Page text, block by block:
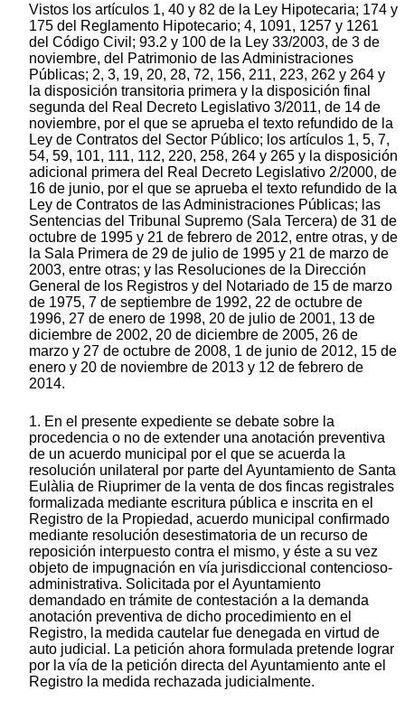
Vistos los artículos 1, 40 y 82 de la Ley Hipotecaria; 174 y
175 del Reglamento Hipotecario; 4, 1091, 1257 y 1261
del Código Civil; 93.2 y 100 de la Ley 33/2003, de 3 de
noviembre, del Patrimonio de las Administraciones
Públicas; 2, 3, 19, 20, 28, 72, 156, 211, 223, 262 y 264 y
la disposición transitoria primera y la disposición final
segunda del Real Decreto Legislativo 3/2011, de 14 de
noviembre, por el que se aprueba el texto refundido de la
Ley de Contratos del Sector Público; los artículos 1, 5, 7,
54, 59, 101, 111, 112, 220, 258, 264 y 265 y la disposición
adicional primera del Real Decreto Legislativo 2/2000, de
16 de junio, por el que se aprueba el texto refundido de la
Ley de Contratos de las Administraciones Públicas; las
Sentencias del Tribunal Supremo (Sala Tercera) de 31 de
octubre de 1995 y 21 de febrero de 2012, entre otras, y de
la Sala Primera de 29 de julio de 1995 y 21 de marzo de
2003, entre otras; y las Resoluciones de la Dirección
General de los Registros y del Notariado de 15 de marzo
de 1975, 7 de septiembre de 1992, 22 de octubre de
1996, 27 de enero de 1998, 20 de julio de 2001, 13 de
diciembre de 2002, 20 de diciembre de 2005, 26 de
marzo y 27 de octubre de 2008, 1 de junio de 2012, 15 de
enero y 20 de noviembre de 2013 y 12 de febrero de
2014.
1. En el presente expediente se debate sobre la
procedencia o no de extender una anotación preventiva
de un acuerdo municipal por el que se acuerda la
resolución unilateral por parte del Ayuntamiento de Santa
Eulàlia de Riuprimer de la venta de dos fincas registrales
formalizada mediante escritura pública e inscrita en el
Registro de la Propiedad, acuerdo municipal confirmado
mediante resolución desestimatoria de un recurso de
reposición interpuesto contra el mismo, y éste a su vez
objeto de impugnación en vía jurisdiccional contencioso-
administrativa. Solicitada por el Ayuntamiento
demandado en trámite de contestación a la demanda
anotación preventiva de dicho procedimiento en el
Registro, la medida cautelar fue denegada en virtud de
auto judicial. La petición ahora formulada pretende lograr
por la vía de la petición directa del Ayuntamiento ante el
Registro la medida rechazada judicialmente.